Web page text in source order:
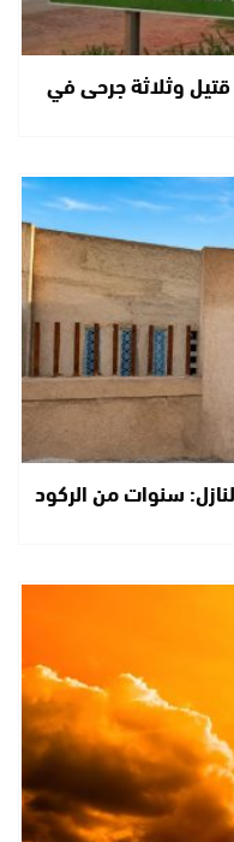
وثلاثة جرحى في
سنوات من الركود